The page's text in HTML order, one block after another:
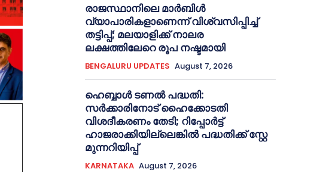
രാജസ്ഥാനിലെ മാർബിൾ
വ്യാപാരികളാണെന്ന് വിശ്വസിപ്പിച്ച്
തട്ടിപ്പ്; മലയാളിക്ക് നാലര
ലക്ഷത്തിലേറെ രൂപ നഷ്ടമായി
BENGALURU UPDATES August 7, 2026
ഹെബ്ബാൾ ടണൽ പദ്ധതി:
സർക്കാരിനോട് ഹൈക്കോടതി
വിശദീകരണം തേടി; റിപ്പോർട്ട്
ഹാജരാക്കിയില്ലെങ്കിൽ പദ്ധതിക്ക് സ്റ്റേ
മുന്നറിയിപ്പ്
KARNATAKA August 7, 2026